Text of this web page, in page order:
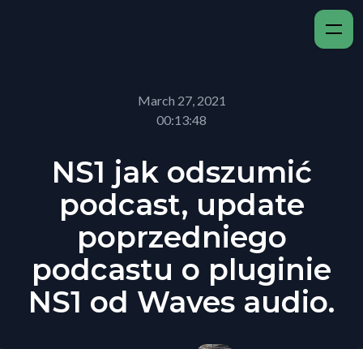
March 27, 2021
00:13:48
NS1 jak odszumić
podcast, update
poprzedniego
podcastu o pluginie
NS1 od Waves audio.